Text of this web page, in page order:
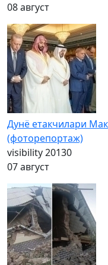
08 август
Дунё етакчилари
(фоторепортаж)
visibility20130
07 август